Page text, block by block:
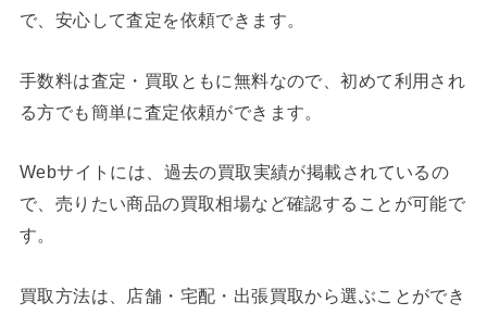
で、安心して査定を依頼できます。
手数料は査定・買取ともに無料なので、初めて利用され
る方でも簡単に査定依頼ができます。
Webサイトには、過去の買取実績が掲載されているの
で、売りたい商品の買取相場など確認することが可能で
す。
買取方法は、店舗・宅配・出張買取から選ぶことができ